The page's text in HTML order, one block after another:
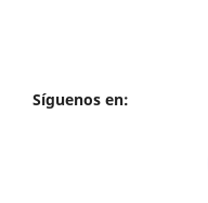
Síguenos en: